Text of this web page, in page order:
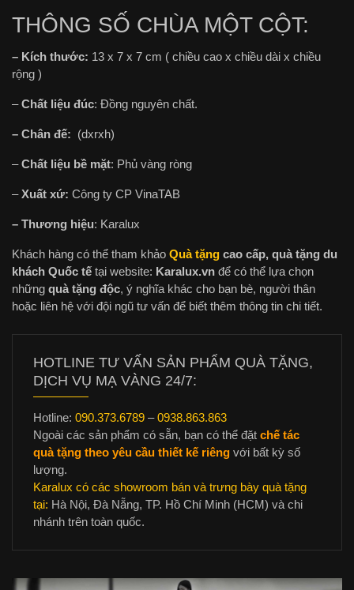
THÔNG SỐ CHÙA MỘT CỘT:
– Kích thước: 13 x 7 x 7 cm ( chiều cao x chiều dài x chiều
rộng )
–Chất liệu đúc: Đồng nguyên chất.
– Chân đế: (dxrxh)
–Chất liệu bề mặt: Phủ vàng ròng
–Xuất xứ: Công ty CP VinaTAB
– Thương hiệu: Karalux
Khách hàng có thể tham khảo Quà tặng cao cấp, quà tặng du
khách Quốc tế tại website: Karalux.vn để có thể lựa chọn
những quà tặng độc, ý nghĩa khác cho bạn bè, người thân
hoặc liên hệ với đội ngũ tư vấn để biết thêm thông tin chi tiết.
HOTLINE TƯ VẤN SẢN PHẨM QUÀ TẶNG,
DỊCH VỤ MẠ VÀNG 24/7:
Hotline: 090.373.6789 –0938.863.863
Ngoài các sản phẩm có sẵn, bạn có thể đặt chế tác
quà tặng theo yêu cầu thiết kế riêng với bất kỳ số
lượng.
Karalux có các showroom bán và trưng bày quà tặng
tại: Hà Nội, Đà Nẵng, TP. Hồ Chí Minh (HCM) và chi
nhánh trên toàn quốc.